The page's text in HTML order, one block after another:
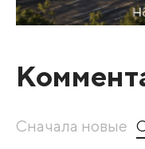
Сначала новые